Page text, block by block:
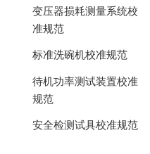
变压器损耗测量系统校
准规范
标准洗碗机校准规范
待机功率测试装置校准
规范
安全检测试具校准规范